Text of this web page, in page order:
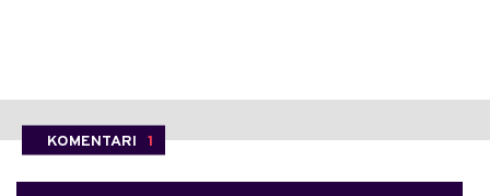
KOMENTARI 1